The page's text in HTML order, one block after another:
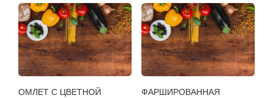
ОМЛЕТ С ЦВЕТНОЙ
ФАРШИРОВАННАЯ